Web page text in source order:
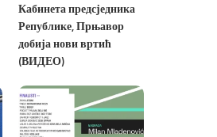
Кабинета предсједника
Републике, Прњавор
добија нови вртић
(ВИДЕО)